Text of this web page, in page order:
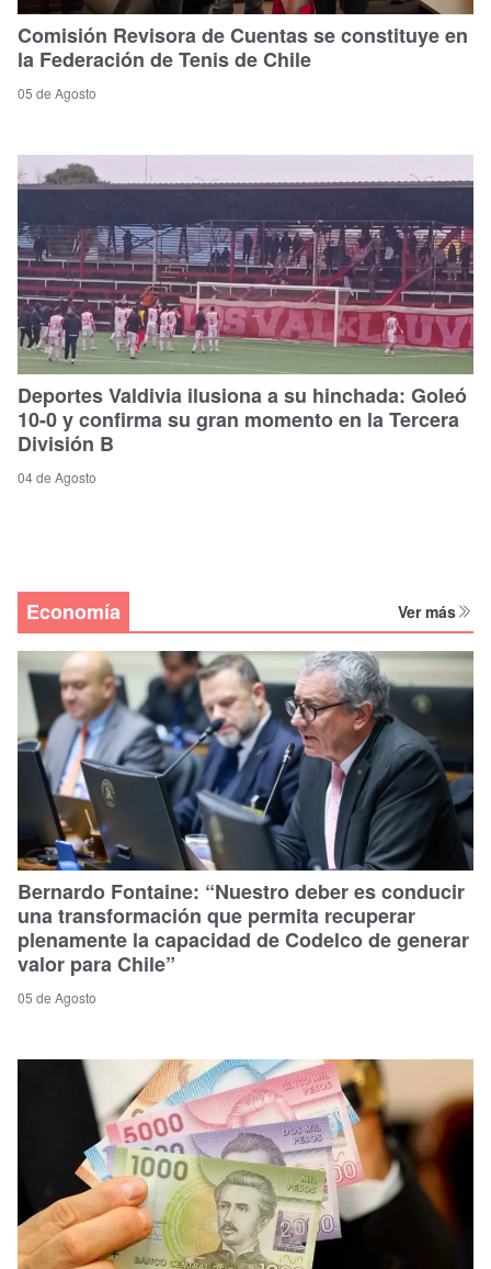
Comisión Revisora de Cuentas se constituye en
la Federación de Tenis de Chile
05 de Agosto
Deportes Valdivia ilusiona a su hinchada: Goleó
10-0 y confirma su gran momento en la Tercera
División B
04 de Agosto
Economía Ver más
Bernardo Fontaine: “Nuestro deber es conducir
una transformación que permita recuperar
plenamente la capacidad de Codelco de generar
valor para Chile”
05 de Agosto